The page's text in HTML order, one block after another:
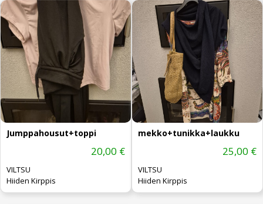
Jumppahousut+toppi
20,00 €
VILTSU
Hiiden Kirppis
mekko+tunikka+laukku
25,00 €
VILTSU
Hiiden Kirppis